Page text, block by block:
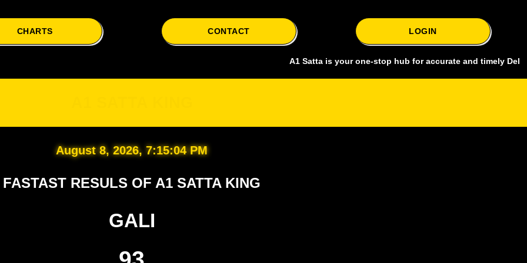
CHARTS CONTACT LOGIN
A1 Satta is your one-stop hub for accurate and timely Delhi
August 8, 2026, 7:15:05 PM
FASTAST RESULS OF A1 SATTA KING
GALI